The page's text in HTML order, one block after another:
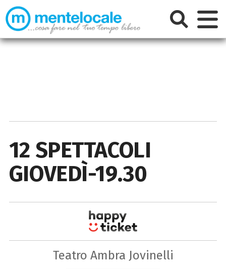
12 SPETTACOLI
GIOVEDÌ-19.30
Teatro Ambra Jovinelli